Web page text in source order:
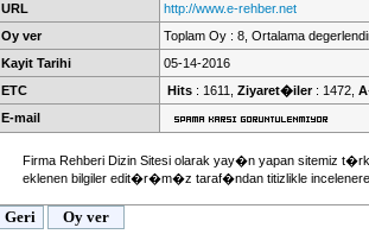
URL
http://www.e-rehber.net
Oy ver
Toplam Oy : 8, Ortalama
Kayit Tarihi
05-14-2016
ETC
Hits : 1611, Ziyaret�iler: 1472,
E-mail
Firma Rehberi Dizin Sitesi olarak yay�n yapan sitemiz
eklenen bilgiler edit�r�m�z taraf�ndan titizlikle